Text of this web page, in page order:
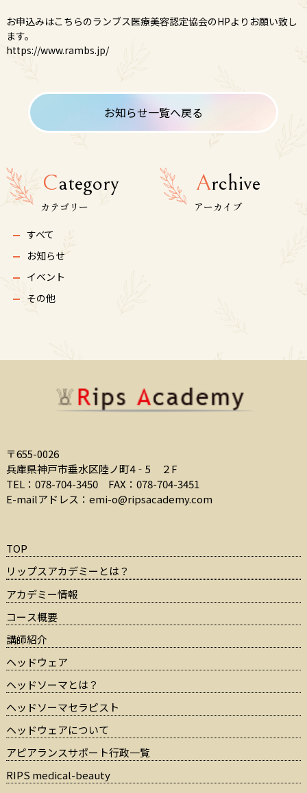
お申込みはこちらのランブス医療美容認定協会のHPよりお願い致し
ます。
https://www.rambs.jp/
お知らせ一覧へ戻る
Category
カテゴリー
すべて
お知らせ
イベント
その他
Archive
アーカイブ
〒655-0026
兵庫県神戸市垂水区陸ノ町4‐5 ２F
TEL：078-704-3450FAX：078-704-3451
E-mailアドレス： emi-o@ripsacademy.com
TOP
リップスアカデミーとは？
アカデミー情報
コース概要
講師紹介
ヘッドウェア
ヘッドソーマとは？
ヘッドソーマセラピスト
ヘッドウェアについて
アピアランスサポート行政一覧
RIPS medical-beauty